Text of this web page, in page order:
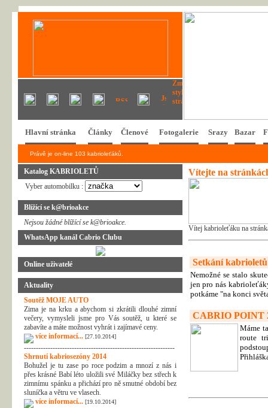
Hlavní stránka Články Členové Fotogalerie Srazy Bazar
Právě je on-line 103 kabrioleťáků.
Katalog KABRIOLETŮ
Vyber automobilku :
Blížící se k@brioakce
Nejsou žádné blížící se k@brioakce.
WhatsApp kanál Cabrio Clubu
Online uživatelé
Aktuality
Soutěž MOJE AUTO
Zima je na krku a abychom si zkrátili dlouhé zimní
večery, vymysleli jsme pro Vás soutěž, u které se
zabavíte a máte možnost vyhrát i zajímavé ceny.
více informací... [27.10.2014]
---------------------------------------------------------------
Shrnutí kabriosezóny 2014
Bohužel je tu zase po roce podzim a mnozí z nás i
přes krásné Babí léto uložili své Miláčky bez střech k
zimnímu spánku a přichází pro ně smutné období bez
sluníčka a větru ve vlasech.
více informací... [19.10.2014]
Vítejte na
Vítej kabrioleťáku na
Setkání
Nemožné se stalo
jen pro nás
potkáme "na konci
CABRIO POINT
Máme
route